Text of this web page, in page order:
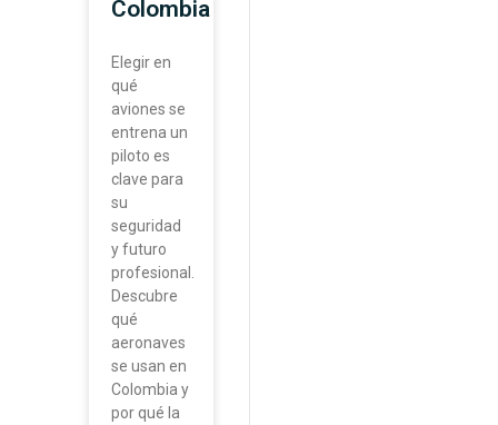
Colombia
Elegir en
qué
aviones se
entrena un
piloto es
clave para
su
seguridad
y futuro
profesional.
Descubre
qué
aeronaves
se usan en
Colombia y
por qué la